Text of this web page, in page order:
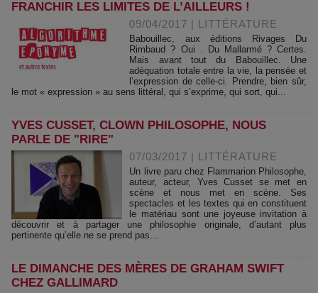
FRANCHIR LES LIMITES DE L’AILLEURS !
09/04/2017 | LITTÉRATURE
Babouillec, aux éditions Rivages Du
Rimbaud ? Oui . Du Mallarmé ? Certes.
Mais avant tout du Babouillec. Une
adéquation totale entre la vie, la pensée et
l’expression de celle-ci. Prendre, bien sûr,
le mot « expression » au sens littéral, qui s’exprime, qui sort, qui...
YVES CUSSET, CLOWN PHILOSOPHE, NOUS
PARLE DE "RIRE"
07/03/2017 | LITTÉRATURE
Un livre paru chez Flammarion Philosophe,
auteur, acteur, Yves Cusset se met en
scène et nous met en scène. Ses
spectacles et les textes qui en constituent
le matériau sont une joyeuse invitation à
découvrir et à partager une philosophie originale, d’autant plus
pertinente qu’elle ne se prend pas...
LE DIMANCHE DES MÈRES DE GRAHAM SWIFT
CHEZ GALLIMARD